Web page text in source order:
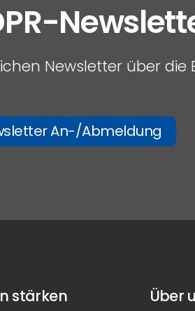
Newsletter über die
An-/Abmeldung
stärken Über